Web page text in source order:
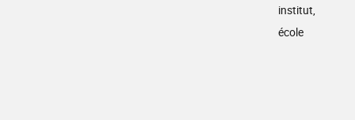
institut,
école